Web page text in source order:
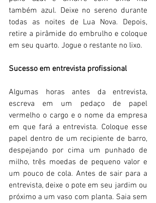
também azul. Deixe no sereno durante
todas as noites de Lua Nova. Depois,
retire a pirâmide do embrulho e coloque
em seu quarto. Jogue o restante no lixo.
Sucesso em entrevista profissional
Algumas horas antes da entrevista,
escreva em um pedaço de papel
vermelho o cargo e o nome da empresa
em que fará a entrevista. Coloque esse
papel dentro de um recipiente de barro,
despejando por cima um punhado de
milho, três moedas de pequeno valor e
um pouco de cola. Antes de sair para a
entrevista, deixe o pote em seu jardim ou
próximo a um vaso com planta. Saia sem